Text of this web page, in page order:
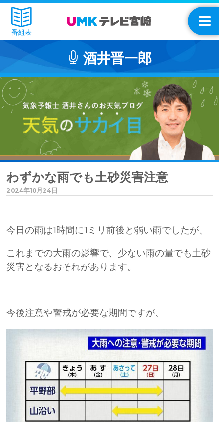
番組表
酒井晋一郎
わずかな雨でも土砂災害注意
2024年10月24日
今日の雨は1時間に1ミリ前後と弱い雨でしたが、
これまでの大雨の影響で、少ない雨の量でも土砂
災害となるおそれがあります。
今後注意や警戒が必要な期間ですが、